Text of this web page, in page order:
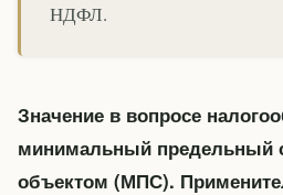
НДФЛ.
Значение в вопросе
минимальный предельный
объектом (МПС).